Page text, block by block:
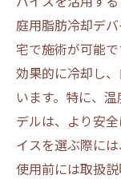
庭用脂肪冷却デ
宅で施術が可能
効果的に冷却し
います。特に、
デルは、より安
イスを選ぶ際に
使用前には取扱